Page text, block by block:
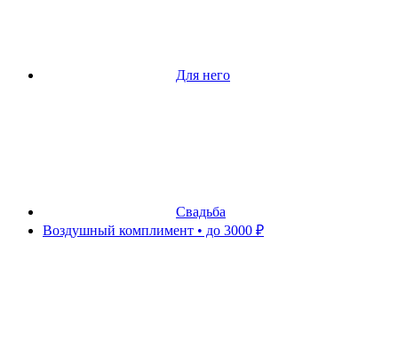
Для него
Свадьба
Воздушный комплимент • до 3000 ₽